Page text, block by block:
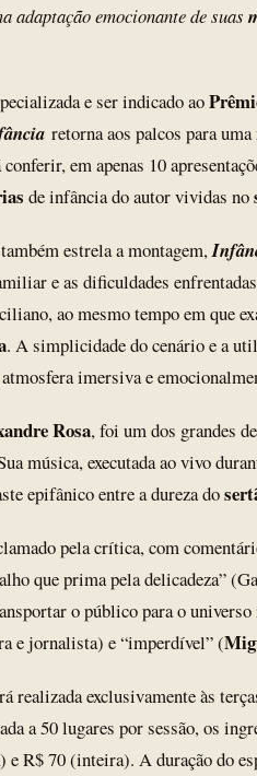
adaptação emocionante de suas
e ser indicado ao
retorna aos palcos para
em apenas 10
de infância do autor vividas no
estrela a montagem,
e as dificuldades
ao mesmo tempo em que
. A simplicidade do cenário e a
imersiva e
Rosa, foi um dos grandes
música, executada ao vivo
epifânico entre a dureza do
pela crítica, com
que prima pela delicadeza”
o público para o
e jornalista) e “imperdível” (
realizada exclusivamente às
a 50 lugares por sessão, os
R$ 70 (inteira). A duração do